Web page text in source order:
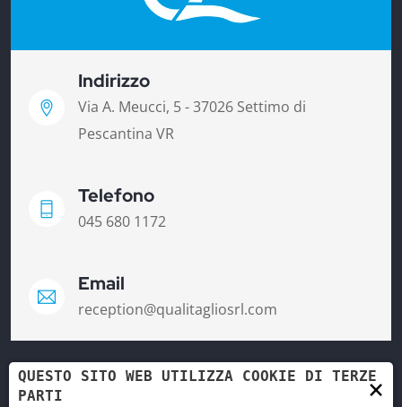
Indirizzo
Via A. Meucci, 5 - 37026 Settimo di
Pescantina VR
Telefono
045 680 1172
Email
reception@qualitagliosrl.com
×
QUESTO SITO WEB UTILIZZA COOKIE DI TERZE
PARTI